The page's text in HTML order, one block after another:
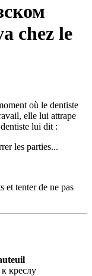
chez le
où le dentiste
elle lui attrape
lui dit :
les parties...
et tenter de ne pas
креслу